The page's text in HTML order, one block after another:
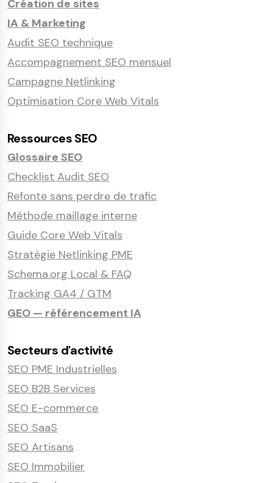
Création de sites
IA & Marketing
Audit SEO technique
Accompagnement SEO mensuel
Campagne Netlinking
Optimisation Core Web Vitals
Ressources SEO
Glossaire SEO
Checklist Audit SEO
Refonte sans perdre de trafic
Méthode maillage interne
Guide Core Web Vitals
Stratégie Netlinking PME
Schema.org Local & FAQ
Tracking GA4 / GTM
GEO — référencement IA
Secteurs d'activité
SEO PME Industrielles
SEO B2B Services
SEO E-commerce
SEO SaaS
SEO Artisans
SEO Immobilier